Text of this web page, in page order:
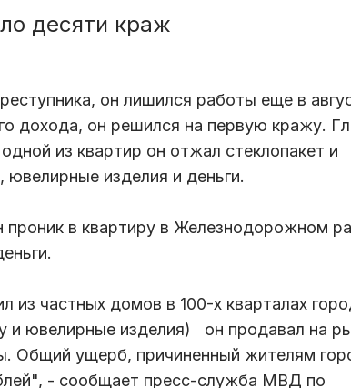
десяти краж
он лишился работы еще в
дохода, он решился на первую кражу.
из квартир он отжал стеклопакет и
изделия и деньги.
проник в квартиру в Железнодорожном
частных домов в 100-х кварталах
и ювелирные изделия) он продавал на
Общий ущерб, причиненный жителям
- сообщает пресс-служба МВД по